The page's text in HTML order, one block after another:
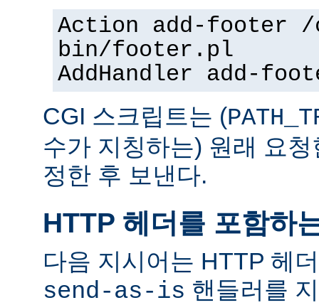
Action add-footer
bin/footer.pl
AddHandler add-
CGI 스크립트는 (
수가 지칭하는) 원래 요
정한 후 보낸다.
HTTP 헤더를 포함하
다음 지시어는 HTTP 헤
send-as-is 핸들러를